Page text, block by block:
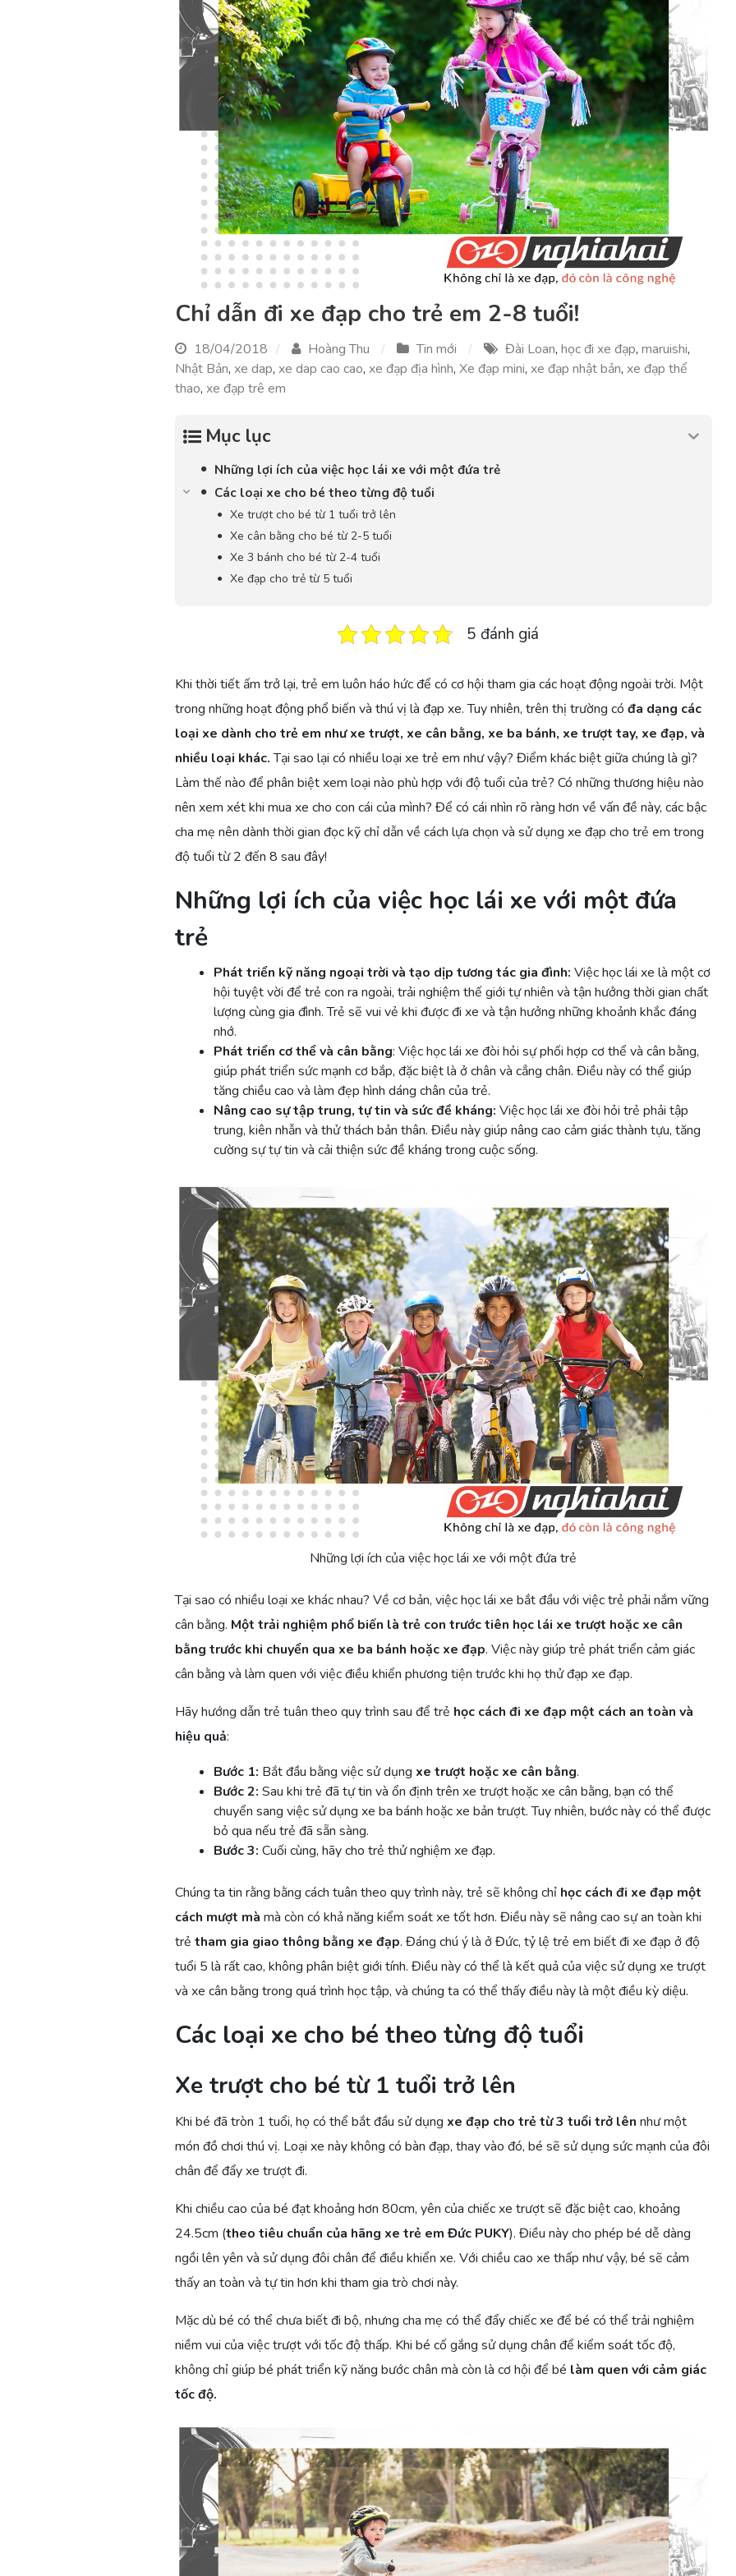
Chỉ dẫn đi xe đạp cho trẻ em 2-8 tuổi!
18/04/2018 Hoàng Thu Tin mới Đài Loan, học đi xe đạp, maruishi,
Nhật Bản, xe dap, xe dap cao cao, xe đạp địa hình, Xe đạp mini, xe đạp nhật bản, xe đạp thể
thao, xe đạp trê em
Mục lục
Những lợi ích của việc học lái xe với một đứa trẻ
Các loại xe cho bé theo từng độ tuổi
Xe trượt cho bé từ 1 tuổi trở lên
Xe cân bằng cho bé từ 2-5 tuổi
Xe 3 bánh cho bé từ 2-4 tuổi
Xe đạp cho trẻ từ 5 tuổi
5 đánh giá
Khi thời tiết ấm trở lại, trẻ em luôn háo hức để có cơ hội tham gia các hoạt động ngoài trời. Một
trong những hoạt động phổ biến và thú vị là đạp xe. Tuy nhiên, trên thị trường có đa dạng các
loại xe dành cho trẻ em như xe trượt, xe cân bằng, xe ba bánh, xe trượt tay, xe đạp, và
nhiều loại khác.Tại sao lại có nhiều loại xe trẻ em như vậy? Điểm khác biệt giữa chúng là gì?
Làm thế nào để phân biệt xem loại nào phù hợp với độ tuổi của trẻ? Có những thương hiệu nào
nên xem xét khi mua xe cho con cái của mình? Để có cái nhìn rõ ràng hơn về vấn đề này, các bậc
cha mẹ nên dành thời gian đọc kỹ chỉ dẫn về cách lựa chọn và sử dụng xe đạp cho trẻ em trong
độ tuổi từ 2 đến 8 sau đây!
Những lợi ích của việc học lái xe với một đứa
trẻ
Phát triển kỹ năng ngoại trời và tạo dịp tương tác gia đình: Việc học lái xe là một cơ
hội tuyệt vời để trẻ con ra ngoài, trải nghiệm thế giới tự nhiên và tận hưởng thời gian chất
lượng cùng gia đình. Trẻ sẽ vui vẻ khi được đi xe và tận hưởng những khoảnh khắc đáng
nhớ.
Phát triển cơ thể và cân bằng: Việc học lái xe đòi hỏi sự phối hợp cơ thể và cân bằng,
giúp phát triển sức mạnh cơ bắp, đặc biệt là ở chân và cẳng chân. Điều này có thể giúp
tăng chiều cao và làm đẹp hình dáng chân của trẻ.
Nâng cao sự tập trung, tự tin và sức đề kháng: Việc học lái xe đòi hỏi trẻ phải tập
trung, kiên nhẫn và thử thách bản thân. Điều này giúp nâng cao cảm giác thành tựu, tăng
cường sự tự tin và cải thiện sức đề kháng trong cuộc sống.
Những lợi ích của việc học lái xe với một đứa trẻ
Tại sao có nhiều loại xe khác nhau? Về cơ bản, việc học lái xe bắt đầu với việc trẻ phải nắm vững
cân bằng. Một trải nghiệm phổ biến là trẻ con trước tiên học lái xe trượt hoặc xe cân
bằng trước khi chuyển qua xe ba bánh hoặc xe đạp. Việc này giúp trẻ phát triển cảm giác
cân bằng và làm quen với việc điều khiển phương tiện trước khi họ thử đạp xe đạp.
Hãy hướng dẫn trẻ tuân theo quy trình sau để trẻ học cách đi xe đạp một cách an toàn và
hiệu quả:
Bước 1: Bắt đầu bằng việc sử dụng xe trượt hoặc xe cân bằng.
Bước 2: Sau khi trẻ đã tự tin và ổn định trên xe trượt hoặc xe cân bằng, bạn có thể
chuyển sang việc sử dụng xe ba bánh hoặc xe bản trượt. Tuy nhiên, bước này có thể được
bỏ qua nếu trẻ đã sẵn sàng.
Bước 3: Cuối cùng, hãy cho trẻ thử nghiệm xe đạp.
Chúng ta tin rằng bằng cách tuân theo quy trình này, trẻ sẽ không chỉ học cách đi xe đạp một
cách mượt mà mà còn có khả năng kiểm soát xe tốt hơn. Điều này sẽ nâng cao sự an toàn khi
trẻ tham gia giao thông bằng xe đạp. Đáng chú ý là ở Đức, tỷ lệ trẻ em biết đi xe đạp ở độ
tuổi 5 là rất cao, không phân biệt giới tính. Điều này có thể là kết quả của việc sử dụng xe trượt
và xe cân bằng trong quá trình học tập, và chúng ta có thể thấy điều này là một điều kỳ diệu.
Các loại xe cho bé theo từng độ tuổi
Xe trượt cho bé từ 1 tuổi trở lên
Khi bé đã tròn 1 tuổi, họ có thể bắt đầu sử dụng xe đạp cho trẻ từ 3 tuổi trở lên như một
món đồ chơi thú vị. Loại xe này không có bàn đạp, thay vào đó, bé sẽ sử dụng sức mạnh của đôi
chân để đẩy xe trượt đi.
Khi chiều cao của bé đạt khoảng hơn 80cm, yên của chiếc xe trượt sẽ đặc biệt cao, khoảng
24.5cm (theo tiêu chuẩn của hãng xe trẻ em Đức PUKY). Điều này cho phép bé dễ dàng
ngồi lên yên và sử dụng đôi chân để điều khiển xe. Với chiều cao xe thấp như vậy, bé sẽ cảm
thấy an toàn và tự tin hơn khi tham gia trò chơi này.
Mặc dù bé có thể chưa biết đi bộ, nhưng cha mẹ có thể đẩy chiếc xe để bé có thể trải nghiệm
niềm vui của việc trượt với tốc độ thấp. Khi bé cố gắng sử dụng chân để kiểm soát tốc độ,
không chỉ giúp bé phát triển kỹ năng bước chân mà còn là cơ hội để bé làm quen với cảm giác
tốc độ.